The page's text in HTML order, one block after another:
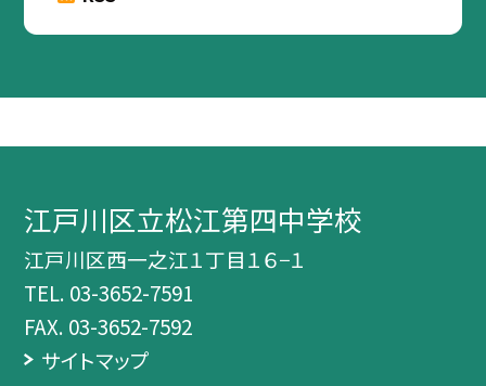
江戸川区立松江第四中学校
江戸川区西一之江１丁目１６−１
TEL. 03-3652-7591
FAX. 03-3652-7592
サイトマップ